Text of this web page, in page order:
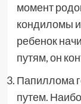
момент
кондиломы
ребенок
путям, он
Папиллома
путем.